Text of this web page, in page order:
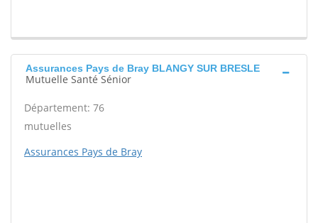
Assurances Pays de Bray BLANGY SUR BRESLE
Mutuelle Santé Sénior
Département: 76
mutuelles
Assurances Pays de Bray